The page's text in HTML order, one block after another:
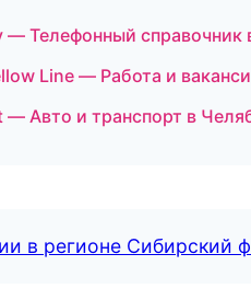
Телефонный справочник
Line — Работа и
— Авто и транспорт в
в регионе Сибирский